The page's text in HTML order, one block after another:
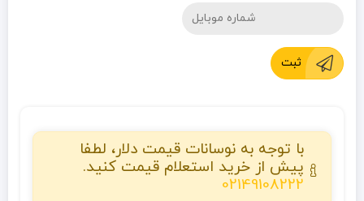
ثبت
با توجه به نوسانات قیمت دلار، لطفا
پیش از خرید استعلام قیمت کنید.
02149108222